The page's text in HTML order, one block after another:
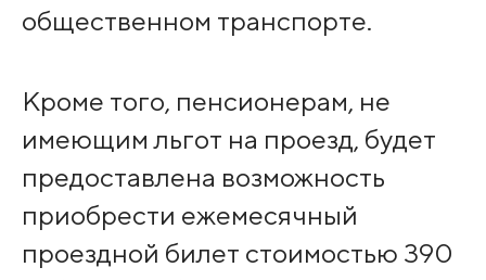
общественном транспорте.
Кроме того, пенсионерам, не
имеющим льгот на проезд, будет
предоставлена возможность
приобрести ежемесячный
проездной билет стоимостью 390